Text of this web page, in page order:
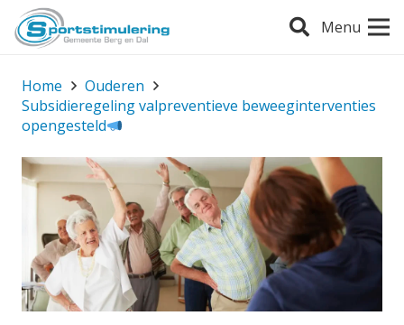
Menu
Home
Ouderen
Subsidieregeling valpreventieve beweeginterventies
opengesteld